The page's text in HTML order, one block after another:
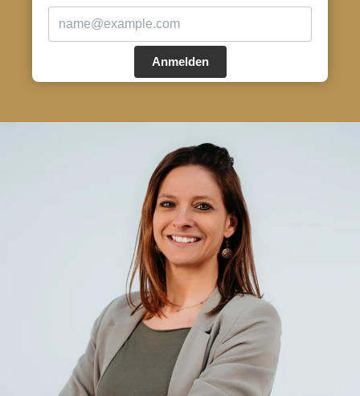
Anmelden